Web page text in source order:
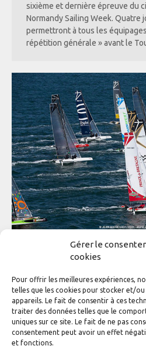
Gérer le
cookies
Pour offrir les meilleures expériences,
telles que les cookies pour stocker et/
appareils. Le fait de consentir à ces
traiter des données telles que le
uniques sur ce site. Le fait de ne pas
consentement peut avoir un effet
et fonctions.
sixième et dernière épreuve du
Normandy Sailing Week. Quatre
permettront à tous les
répétition générale » avant le
ADH Inotec passe à la
Général,L'actualité de la classe
Dans une semaine, le 34e Diam
ADH Inotec : l’ensemble de la
France à la Voile sera alors livré
chantier de Port la Forêt va